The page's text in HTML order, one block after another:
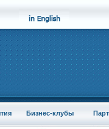
Бизнес-клубы